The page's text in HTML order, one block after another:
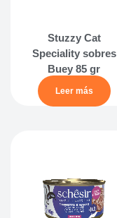
Stuzzy Cat
Speciality sobres
Buey 85 gr
Leer más